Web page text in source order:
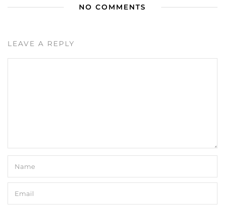
NO COMMENTS
LEAVE A REPLY